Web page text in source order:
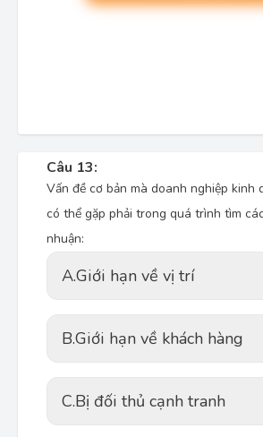
Câu 13:
Vấn đề cơ bản mà doanh nghiệp kinh
có thể gặp phải trong quá trình tìm
nhuận:
A.Giới hạn về vị trí
B.Giới hạn về khách hàng
C.Bị đối thủ cạnh tranh